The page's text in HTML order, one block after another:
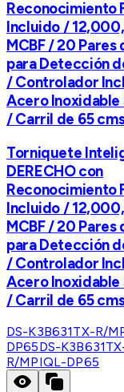
Reconocimiento
Incluido /
MCBF / 20 Pares
para Detección
/ Controlador
Acero Inoxidable
/ Carril de 65
Torniquete
DERECHO con
Reconocimiento
Incluido /
MCBF / 20 Pares
para Detección
/ Controlador
Acero Inoxidable
/ Carril de 65
DS-K3B631TX-R/
DP65DS-
R/MPIQL-DP65